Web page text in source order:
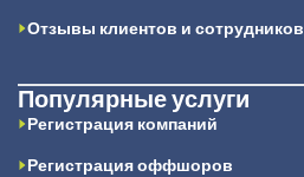
Отзывы клиентов и сотрудников
Популярные услуги
Регистрация компаний
Регистрация оффшоров